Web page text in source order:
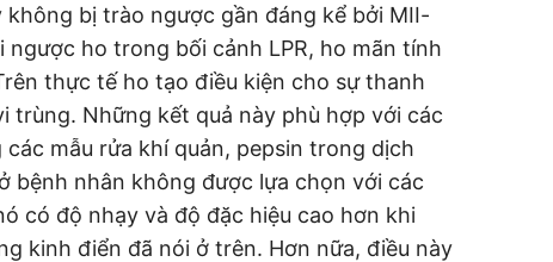
bị trào ngược gần đáng kể bởi MII-
ngược ho trong bối cảnh LPR, ho mãn tính
thực tế ho tạo điều kiện cho sự thanh
trùng. Những kết quả này phù hợp với các
mẫu rửa khí quản, pepsin trong dịch
bệnh nhân không được lựa chọn với các
có độ nhạy và độ đặc hiệu cao hơn khi
kinh điển đã nói ở trên. Hơn nữa, điều này